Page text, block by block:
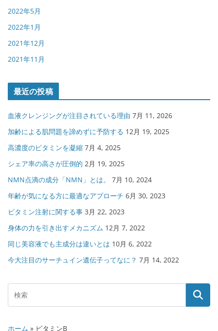
2022年5月
2022年1月
2021年12月
2021年11月
最近の投稿
血液クレンジングが注目されている理由 7月 11, 2026
加齢による肌問題を諦めずに予防する 12月 19, 2025
高濃度のビタミンを凝縮 7月 4, 2025
シェア率の高さが圧倒的 2月 19, 2025
NMN点滴の成分「NMN」とは。
7月 10, 2024
年齢が気になる方に最適なアプローチ 6月 30, 2023
ビタミン注射に関する事 3月 22, 2023
身体の力を引き出すメカニズム 12月 7, 2022
同じ美容液でも主成分は違いとは 10月 6, 2022
今大注目のサーチュイン遺伝子ってなに？ 7月 14, 2022
ホーム » ビタミンB